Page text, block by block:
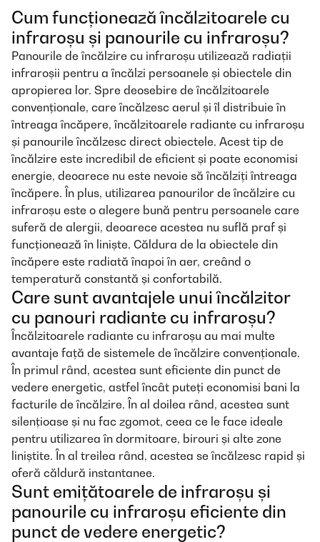
Cum funcționează încălzitoarele cu
infraroșu și panourile cu infraroșu?
Panourile de încălzire cu infraroșu utilizează radiații
infraroșii pentru a încălzi persoanele și obiectele din
apropierea lor. Spre deosebire de încălzitoarele
convenționale, care încălzesc aerul și îl distribuie în
întreaga încăpere, încălzitoarele radiante cu infraroșu
și panourile încălzesc direct obiectele. Acest tip de
încălzire este incredibil de eficient și poate economisi
energie, deoarece nu este nevoie să încălziți întreaga
încăpere. În plus, utilizarea panourilor de încălzire cu
infraroșu este o alegere bună pentru persoanele care
suferă de alergii, deoarece acestea nu suflă praf și
funcționează în liniște. Căldura de la obiectele din
încăpere este radiată înapoi în aer, creând o
temperatură constantă și confortabilă.
Care sunt avantajele unui încălzitor
cu panouri radiante cu infraroșu?
Încălzitoarele radiante cu infraroșu au mai multe
avantaje față de sistemele de încălzire convenționale.
În primul rând, acestea sunt eficiente din punct de
vedere energetic, astfel încât puteți economisi bani la
facturile de încălzire. În al doilea rând, acestea sunt
silențioase și nu fac zgomot, ceea ce le face ideale
pentru utilizarea în dormitoare, birouri și alte zone
liniștite. În al treilea rând, acestea se încălzesc rapid și
oferă căldură instantanee.
Sunt emițătoarele de infraroșu și
panourile cu infraroșu eficiente din
punct de vedere energetic?